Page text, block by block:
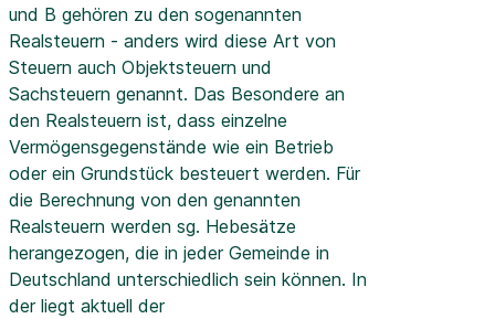
und B gehören zu den sogenannten
Realsteuern - anders wird diese Art von
Steuern auch Objektsteuern und
Sachsteuern genannt. Das Besondere an
den Realsteuern ist, dass einzelne
Vermögensgegenstände wie ein Betrieb
oder ein Grundstück besteuert werden. Für
die Berechnung von den genannten
Realsteuern werden sg. Hebesätze
herangezogen, die in jeder Gemeinde in
Deutschland unterschiedlich sein können. In
der liegt aktuell der